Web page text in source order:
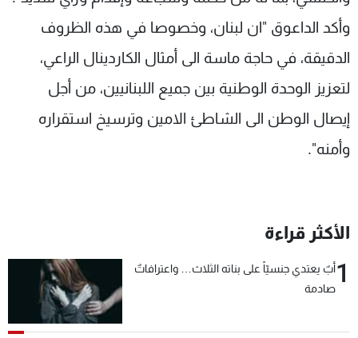
وأكد الداعوق "ان لبنان، وخصوصا في هذه الظروف
الدقيقة، في حاجة ماسة الى أمثال الكاردينال الراعي،
لتعزيز الوحدة الوطنية بين جميع اللبنانيين، من أجل
إيصال الوطن الى الشاطئ الامين وترسيخ استقراره
وأمنه".
الأكثر قراءة
1أبٌ يعتدي جنسيّاً على بناته الثلاث… واعترافاتٌ
صادمة
سياسة الخصوصية